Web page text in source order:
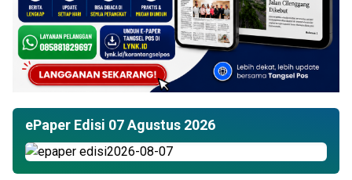
ePaper Edisi 07 Agustus 2026